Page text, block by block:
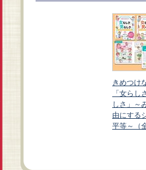
きめつけ
「女らし
しさ」～
由にする
平等～（